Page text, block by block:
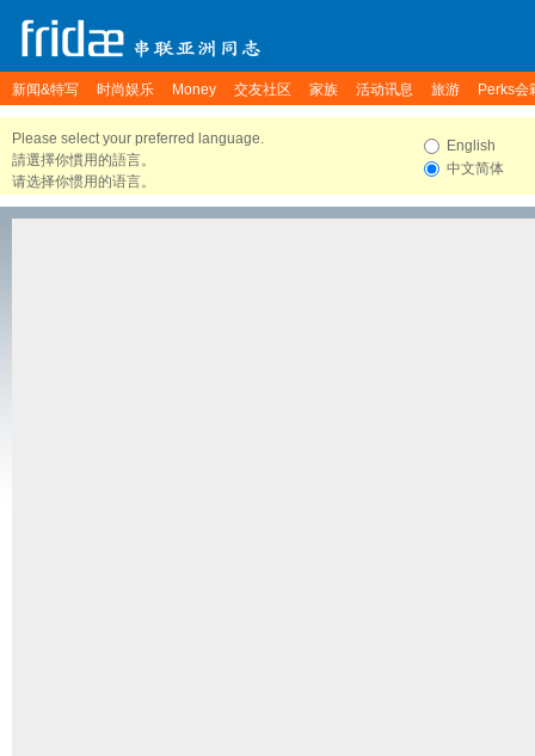
新闻&特写 时尚娱乐 Money 交友社区 家族 活动讯息 旅游 Perks会
Please select your preferred language.
請選擇你慣用的語言。
请选择你惯用的语言。
English
中文简体